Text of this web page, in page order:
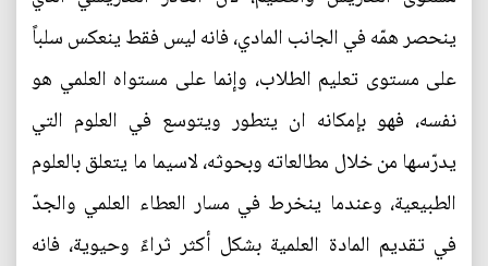
ينحصر همّه في الجانب المادي، فانه ليس فقط ينعكس سلباً
على مستوى تعليم الطلاب، وإنما على مستواه العلمي هو
نفسه، فهو بإمكانه ان يتطور ويتوسع في العلوم التي
يدرّسها من خلال مطالعاته وبحوثه، لاسيما ما يتعلق بالعلوم
الطبيعية، وعندما ينخرط في مسار العطاء العلمي والجدّ
في تقديم المادة العلمية بشكل أكثر ثراءً وحيوية، فانه